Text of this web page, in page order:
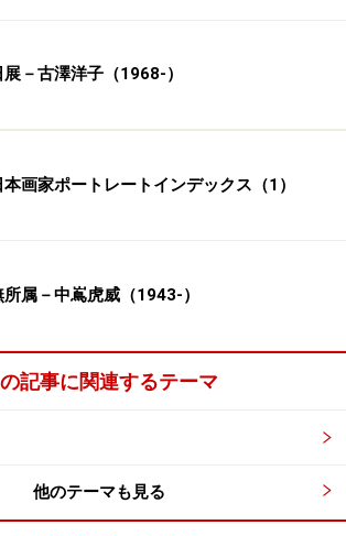
展－古澤洋子（1968-）
本画家ポートレートインデックス（1）
所属－中嶌虎威（1943-）
記事に関連するテーマ
他のテーマも見る